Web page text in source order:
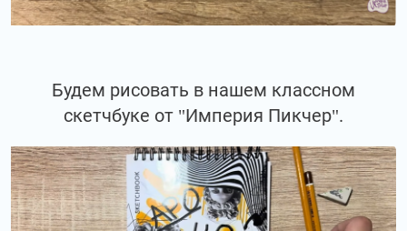
Будем рисовать в нашем классном
скетчбуке от "Империя Пикчер".